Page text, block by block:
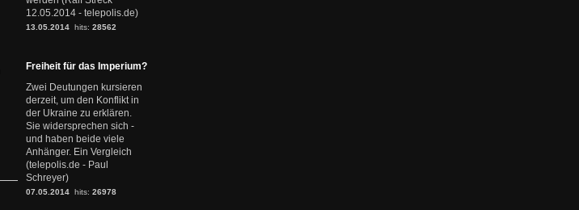
12.05.2014 - telepolis.de)
13.05.2014 hits: 28562
Freiheit für das Imperium?
Zwei Deutungen kursieren
derzeit, um den Konflikt in
der Ukraine zu erklären.
Sie widersprechen sich -
und haben beide viele
Anhänger. Ein Vergleich
(telepolis.de - Paul
Schreyer)
07.05.2014 hits: 26978